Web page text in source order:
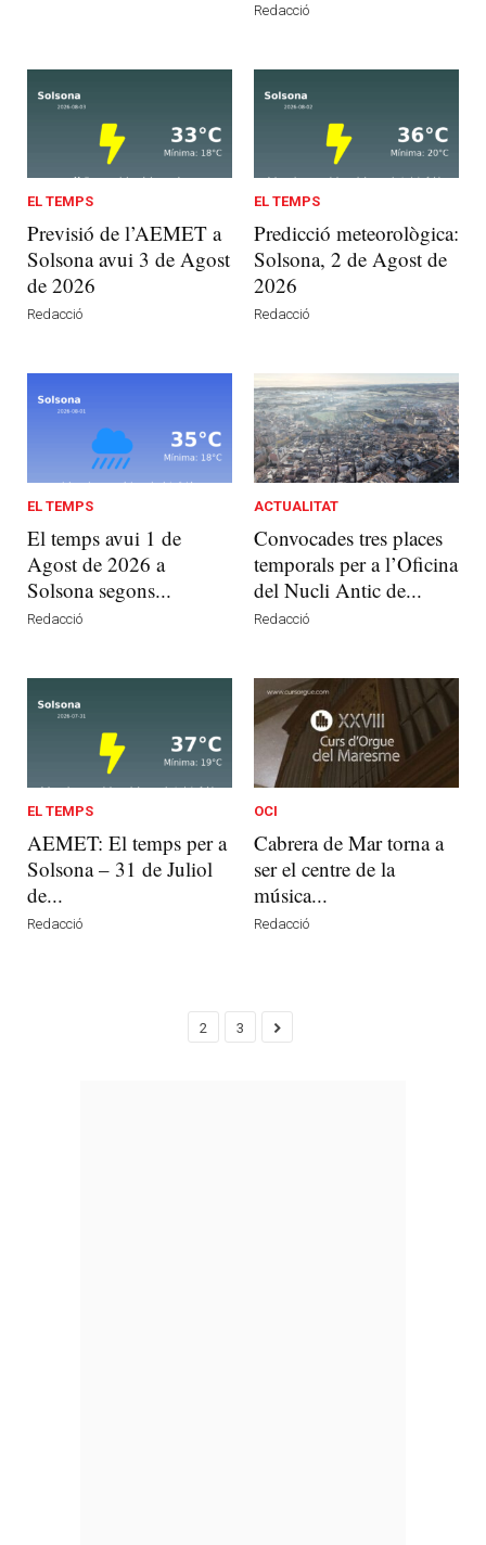
Redacció
EL TEMPS
Previsió de l’AEMET a
Solsona avui 3 de Agost
de 2026
Redacció
EL TEMPS
Predicció meteorològica:
Solsona, 2 de Agost de
2026
Redacció
EL TEMPS
El temps avui 1 de
Agost de 2026 a
Solsona segons...
Redacció
ACTUALITAT
Convocades tres places
temporals per a l’Oficina
del Nucli Antic de...
Redacció
EL TEMPS
AEMET: El temps per a
Solsona – 31 de Juliol
de...
Redacció
OCI
Cabrera de Mar torna a
ser el centre de la
música...
Redacció
2 3